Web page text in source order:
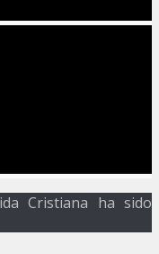
Cristiana ha sido